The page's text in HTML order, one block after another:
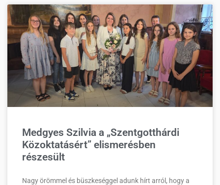
Medgyes Szilvia a „Szentgotthárdi
Közoktatásért” elismerésben
részesült
Nagy örömmel és büszkeséggel adunk hírt arról, hogy a